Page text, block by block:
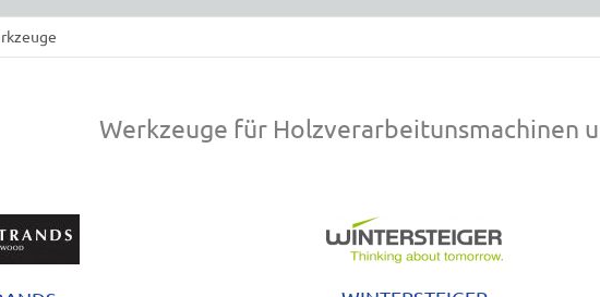
Werkzeuge für Holzverarbeitunsmachinen